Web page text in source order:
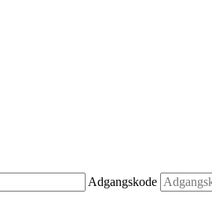
Adgangskode